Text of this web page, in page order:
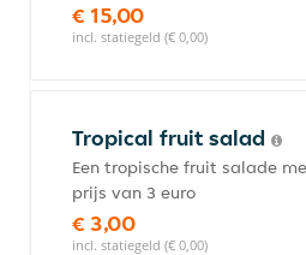
€ 15,00
incl. statiegeld (€ 0,00)
Tropical fruit salad
Een tropische fruit salade
prijs van 3 euro
€ 3,00
incl. statiegeld (€ 0,00)